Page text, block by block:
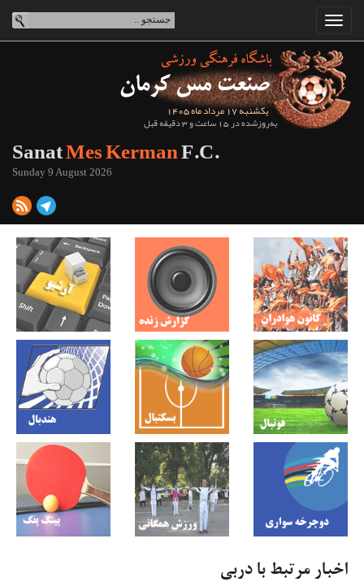
یکشنبه 17 مرداد ماه 1405
به‌روزشده در 15 ساعت و 3 دقیقه قبل
SanatMes KermanF.C.
Sunday 9 August 2026
اخبار مرتبط با دربی